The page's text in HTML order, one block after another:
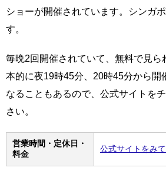
ショーが開催されています。シンガ
す。
毎晩2回開催されていて、無料で見ら
本的に夜19時45分、20時45分から開
なることもあるので、公式サイトを
さい。
営業時間・定休日・
料金
公式サイトをみ